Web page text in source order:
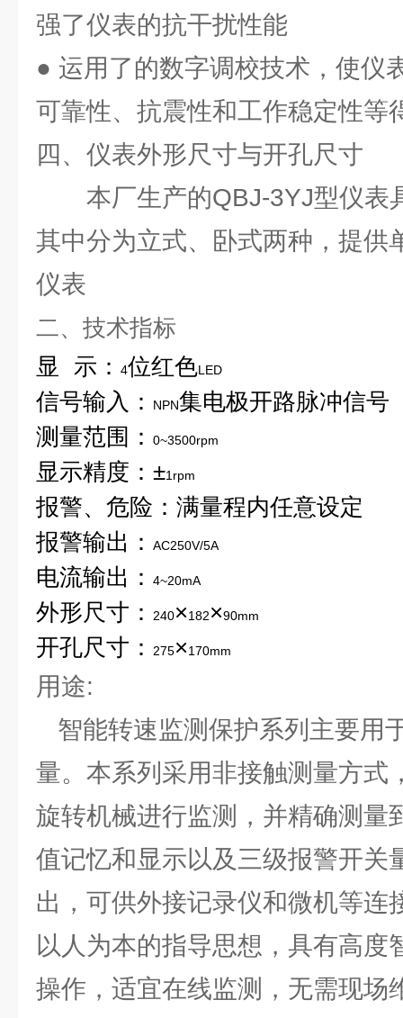
强了仪表的抗干扰性能
● 运用了的数字调校技术，使仪
可靠性、抗震性和工作稳定性等
四、仪表外形尺寸与开孔尺寸
本厂生产的QBJ-3YJ型仪表
其中分为立式、卧式两种，提供
仪表
二、技术指标
显
示： 4位红色LED
信号输入： NPN集电极开路脉冲信号
测量范围：
0~3500rpm
显示精度：±1rpm
报警、危险：满量程内任意设定
报警输出：
AC250V/5A
电流输出： 4~20mA
外形尺寸： 240×182×90mm
开孔尺寸： 275×170mm
用途:
智能转速监测保护系列主要用
量。本系列采用非接触测量方式
旋转机械进行监测，并精确测量
值记忆和显示以及三级报警开关
出，可供外接记录仪和微机等连
以人为本的指导思想，具有高度
操作，适宜在线监测，无需现场